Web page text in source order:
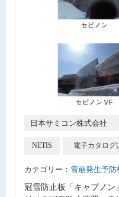
日本サミコン株式会社
NETIS 電子カタログ
カテゴリー： 雪崩発生予防
冠雪防止板「キャプノン